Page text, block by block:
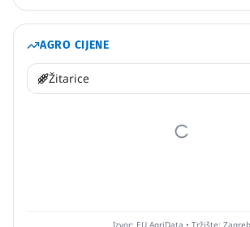
AGRO CIJENE
Žitarice
Izvor: EU AgriData • Tržište: Zagreb